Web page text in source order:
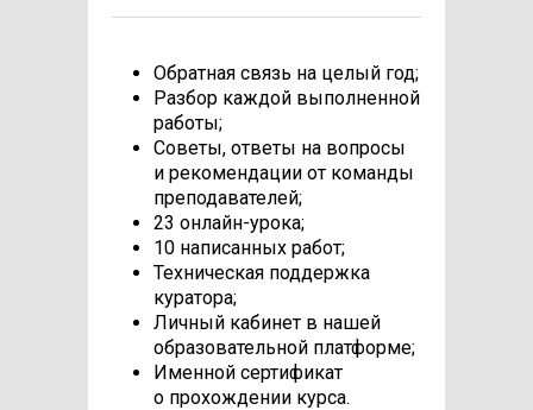
Обратная связь на целый год;
Разбор каждой выполненной
работы;
Советы, ответы на вопросы
и рекомендации от команды
преподавателей;
23 онлайн-урока;
10 написанных работ;
Техническая поддержка
куратора;
Личный кабинет в нашей
образовательной платформе;
Именной сертификат
о прохождении курса.